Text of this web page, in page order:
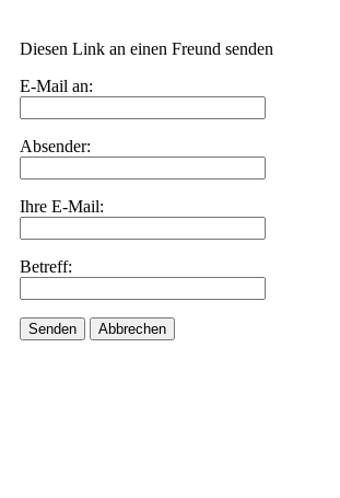
Diesen Link an einen Freund senden
E-Mail an:
Absender:
Ihre E-Mail:
Betreff:
Senden Abbrechen